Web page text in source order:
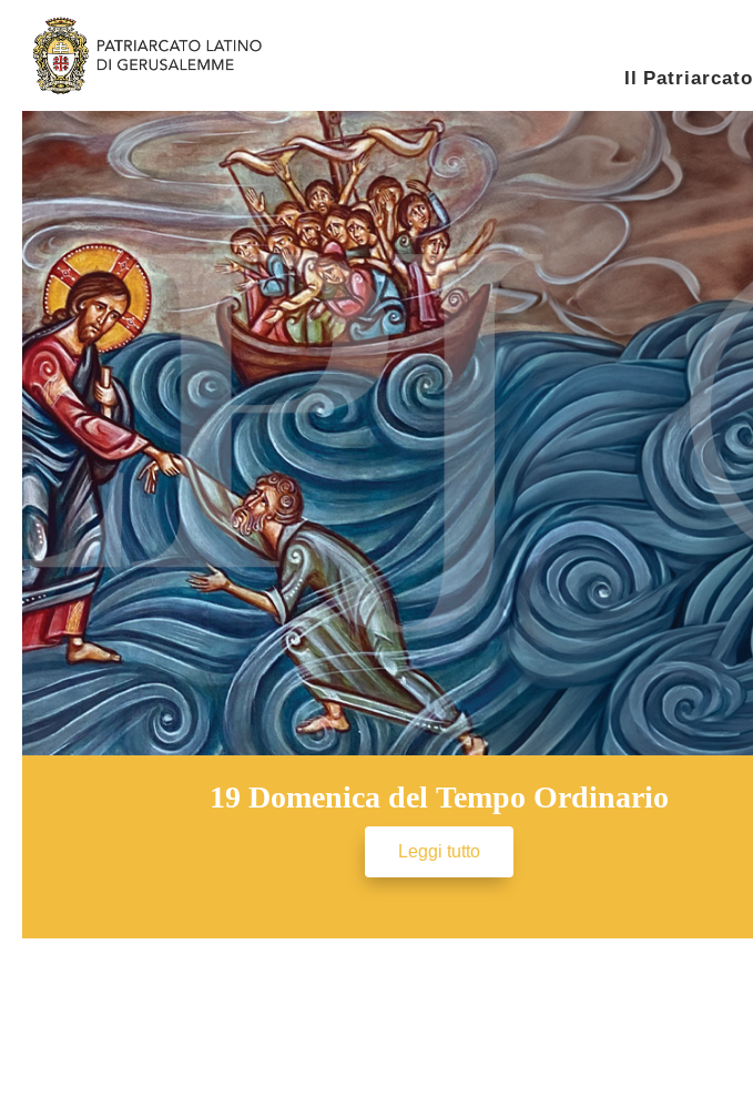
Il Patriarcato
19 Domenica del Tempo Ordinario
Leggi tutto